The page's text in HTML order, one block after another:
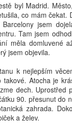
byl Madrid.
co mám čekat.
jsem
Tam jsem
měla domluvené
jsem objevila.
k nejlepším
takové. Atocha je
dech. Uprostřed
90. přesunut do
zahrada.
a želev.